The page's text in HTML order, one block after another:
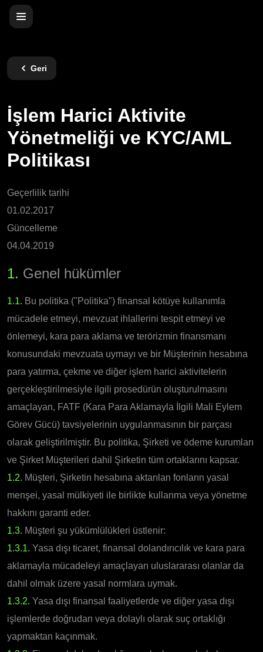
Geri
İşlem Harici Aktivite
Yönetmeliği ve KYC/AML
Politikası
Geçerlilik tarihi
01.02.2017
Güncelleme
04.04.2019
1. Genel hükümler
1.1. Bu politika ("Politika") finansal kötüye kullanımla
mücadele etmeyi, mevzuat ihlallerini tespit etmeyi ve
önlemeyi, kara para aklama ve terörizmin finansmanı
konusundaki mevzuata uymayı ve bir Müşterinin hesabına
para yatırma, çekme ve diğer işlem harici aktivitelerin
gerçekleştirilmesiyle ilgili prosedürün oluşturulmasını
amaçlayan, FATF (Kara Para Aklamayla İlgili Mali Eylem
Görev Gücü) tavsiyelerinin uygulanmasının bir parçası
olarak geliştirilmiştir. Bu politika, Şirketi ve ödeme kurumları
ve Şirket Müşterileri dahil Şirketin tüm ortaklarını kapsar.
1.2. Müşteri, Şirketin hesabına aktarılan fonların yasal
menşei, yasal mülkiyeti ile birlikte kullanma veya yönetme
hakkını garanti eder.
1.3. Müşteri şu yükümlülükleri üstlenir:
1.3.1. Yasa dışı ticaret, finansal dolandırıcılık ve kara para
aklamayla mücadeleyi amaçlayan uluslararası olanlar da
dahil olmak üzere yasal normlara uymak.
1.3.2. Yasa dışı finansal faaliyetlerde ve diğer yasa dışı
işlemlerde doğrudan veya dolaylı olarak suç ortaklığı
yapmaktan kaçınmak.